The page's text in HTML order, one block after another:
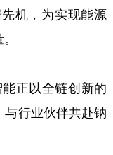
机，为实现能源
正以全链创新的
与行业伙伴共赴钠